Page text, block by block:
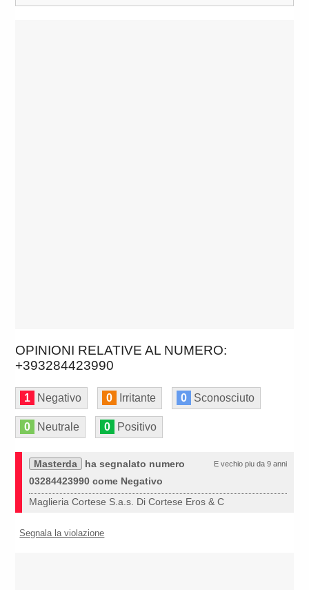
OPINIONI RELATIVE AL NUMERO:
+393284423990
1 Negativo 0 Irritante 0 Sconosciuto
0 Neutrale 0 Positivo
E vechio piu da 9 anni
Masterda
ha segnalato numero
03284423990 come Negativo
Maglieria Cortese S.a.s. Di Cortese Eros & C
Segnala la violazione